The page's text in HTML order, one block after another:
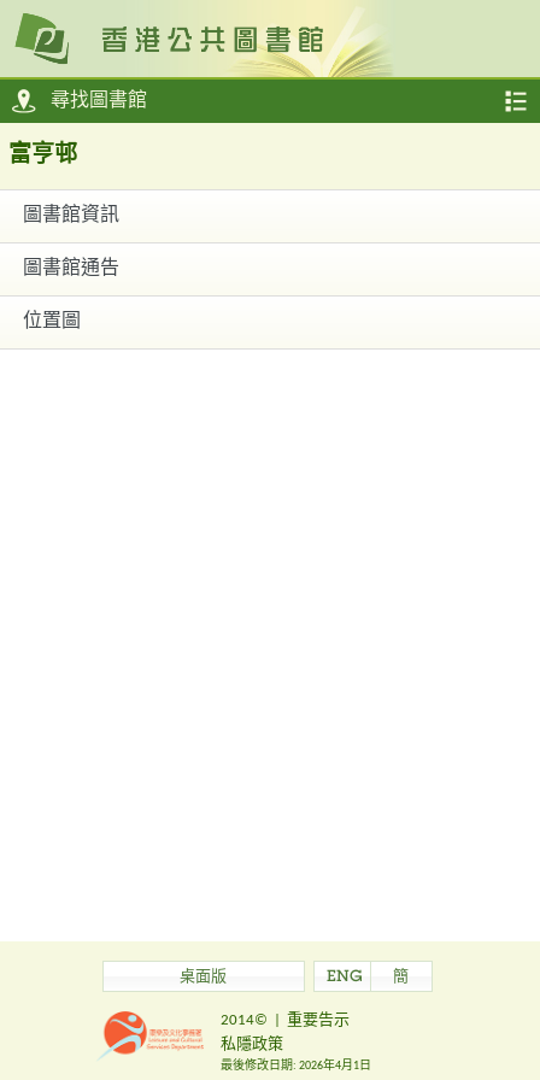
尋找圖書館
富亨邨
圖書館資訊
圖書館通告
位置圖
桌面版 ENG 簡
2014©
重要告示
私隱政策
最後修改日期: 2026年4月1日